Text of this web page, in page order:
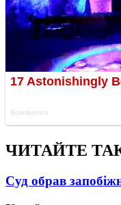
ЧИТАЙТЕ
Суд обрав